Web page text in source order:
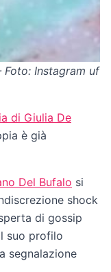
Foto: Instagram
di Giulia De
è già
Del Bufalo si
shock
di gossip
suo profilo
segnalazione